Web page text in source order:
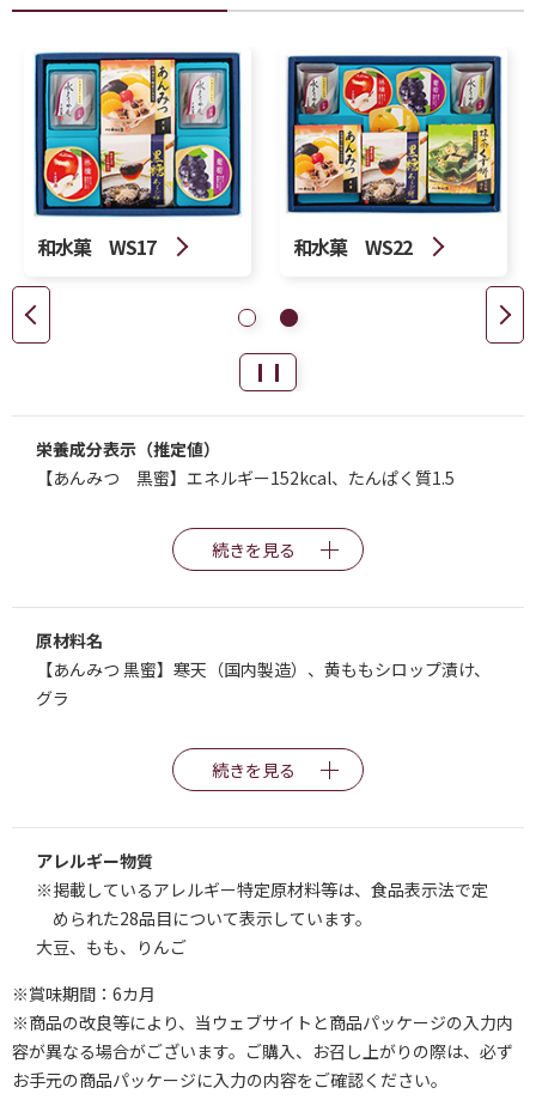
和水菓 WS17 和水菓 WS22
栄養成分表示（推定値）
【あんみつ 黒蜜】エネルギー152kcal、たんぱく質1.5
続きを見る
原材料名
【あんみつ 黒蜜】寒天（国内製造）、黄ももシロップ漬け、
グラ
続きを見る
アレルギー物質
※掲載しているアレルギー特定原材料等は、食品表示法で定
められた28品目について表示しています。
大豆、もも、りんご
※賞味期間：6カ月
※商品の改良等により、当ウェブサイトと商品パッケージの入力内
容が異なる場合がございます。ご購入、お召し上がりの際は、必ず
お手元の商品パッケージに入力の内容をご確認ください。